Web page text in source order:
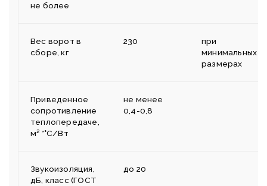
не более
Вес ворот в
сборе, кг
230
при
минимальных
размерах
Приведенное
сопротивление
теплопередаче,
м² *°С/Вт
не менее
0,4-0,8
Звукоизоляция,
дБ, класс (ГОСТ
до 20